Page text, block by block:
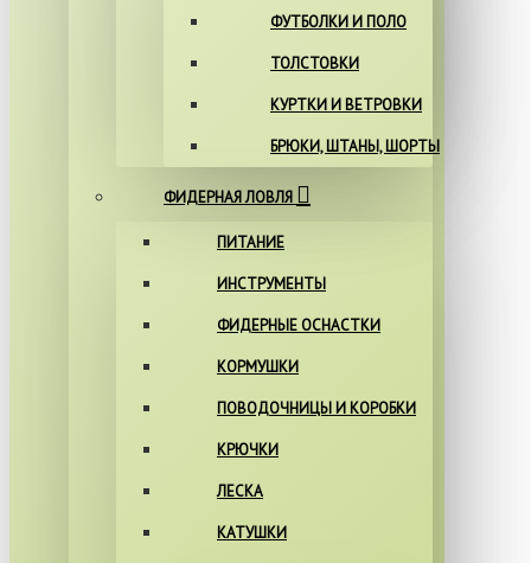
ФУТБОЛКИ И ПОЛО
ТОЛСТОВКИ
КУРТКИ И ВЕТРОВКИ
БРЮКИ, ШТАНЫ, ШОРТЫ
ФИДЕРНАЯ ЛОВЛЯ
ПИТАНИЕ
ИНСТРУМЕНТЫ
ФИДЕРНЫЕ ОСНАСТКИ
КОРМУШКИ
ПОВОДОЧНИЦЫ И КОРОБКИ
КРЮЧКИ
ЛЕСКА
КАТУШКИ